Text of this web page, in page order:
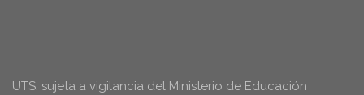
UTS, sujeta a vigilancia del Ministerio de Educación